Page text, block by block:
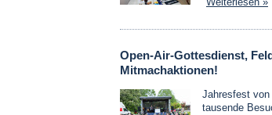
Open-Air-Gottesdienst,
Mitmachaktionen!
Jahresfest von
tausende